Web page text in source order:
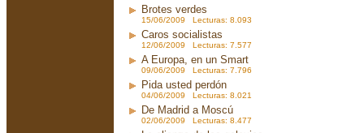
Brotes verdes
15/06/2009 Lecturas: 8.093
Caros socialistas
12/06/2009 Lecturas: 7.577
A Europa, en un Smart
09/06/2009 Lecturas: 7.796
Pida usted perdón
04/06/2009 Lecturas: 8.021
De Madrid a Moscú
02/06/2009 Lecturas: 8.477